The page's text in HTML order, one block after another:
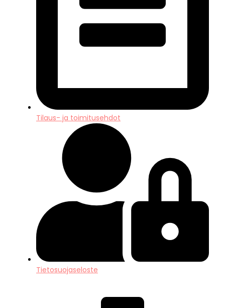
Tilaus- ja toimitusehdot
Tietosuojaseloste